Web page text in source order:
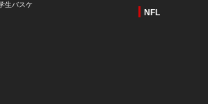
生バスケ
NFL